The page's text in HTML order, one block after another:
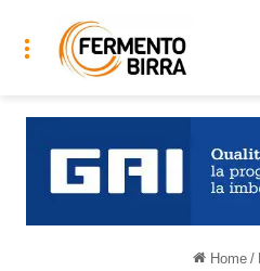
Menu
Home /